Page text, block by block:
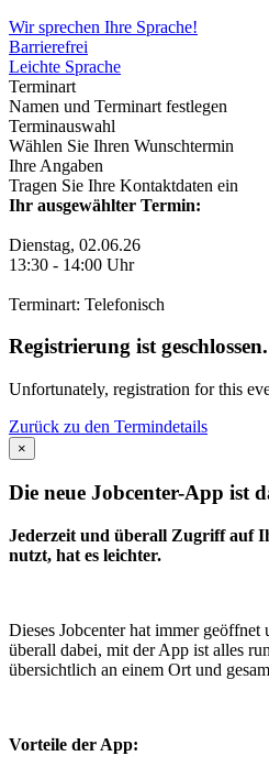
Wir sprechen Ihre Sprache!
Barrierefrei
Leichte Sprache
Terminart
Namen und Terminart festlegen
Terminauswahl
Wählen Sie Ihren Wunschtermin
Ihre Angaben
Tragen Sie Ihre Kontaktdaten ein
Ihr ausgewählter Termin:
Dienstag, 02.06.26
13:30 - 14:00 Uhr
Terminart: Telefonisch
Registrierung ist geschlossen.
Unfortunately, registration for this
Zurück zu den Termindetails
×
Die neue Jobcenter-App ist
Jederzeit und überall Zugriff auf
nutzt, hat es leichter.
Dieses Jobcenter hat immer
überall dabei, mit der App ist alles
übersichtlich an einem Ort und
Vorteile der App: